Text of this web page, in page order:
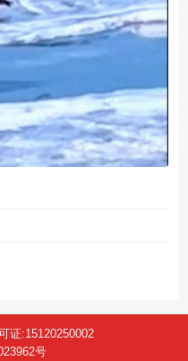
证:15120250002
号